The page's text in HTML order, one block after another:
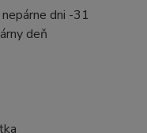
dni -31
deň